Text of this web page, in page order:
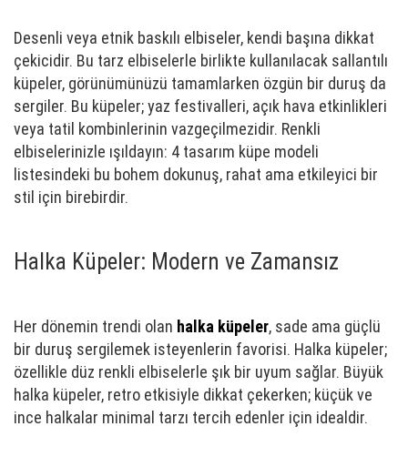
Desenli veya etnik baskılı elbiseler, kendi başına dikkat
çekicidir. Bu tarz elbiselerle birlikte kullanılacak sallantılı
küpeler, görünümünüzü tamamlarken özgün bir duruş da
sergiler. Bu küpeler; yaz festivalleri, açık hava etkinlikleri
veya tatil kombinlerinin vazgeçilmezidir. Renkli
elbiselerinizle ışıldayın: 4 tasarım küpe modeli
listesindeki bu bohem dokunuş, rahat ama etkileyici bir
stil için birebirdir.
Halka Küpeler: Modern ve Zamansız
Her dönemin trendi olan halka küpeler, sade ama güçlü
bir duruş sergilemek isteyenlerin favorisi. Halka küpeler;
özellikle düz renkli elbiselerle şık bir uyum sağlar. Büyük
halka küpeler, retro etkisiyle dikkat çekerken; küçük ve
ince halkalar minimal tarzı tercih edenler için idealdir.